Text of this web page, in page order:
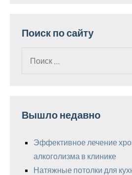
Поиск по сайту
Вышло недавно
Эффективное лечение
алкоголизма в клинике
Натяжные потолки для